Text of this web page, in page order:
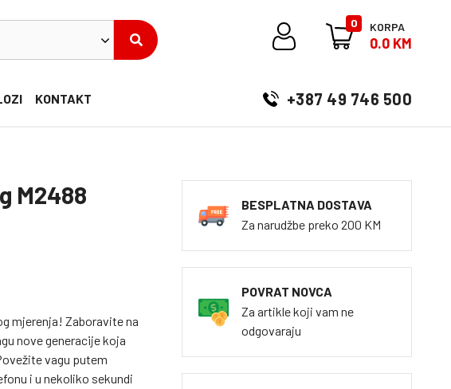
0 KORPA
0.0 KM
KONTAKT +387 49 746 500
M2488
mjerenja! Zaboravite na
nove generacije koja
vagu putem
i u nekoliko sekundi
BESPLATNA DOSTAVA
Za narudžbe preko 200 KM
POVRAT NOVCA
Za artikle koji vam ne
odgovaraju